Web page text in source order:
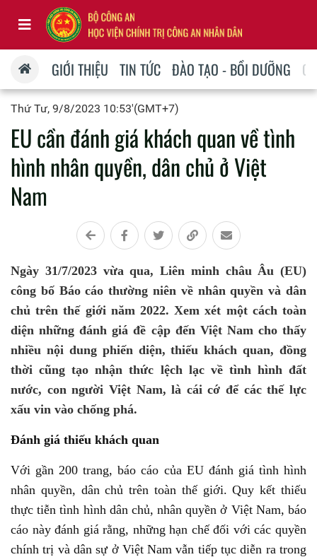
GIỚI THIỆU TIN TỨC ĐÀO TẠO - BỒI DƯỠNG
Thứ Tư, 9/8/2023 10:53'(GMT+7)
EU cần đánh giá khách quan về tình
hình nhân quyền, dân chủ ở Việt
Nam
Ngày 31/7/2023 vừa qua, Liên minh châu Âu (EU)
công bố Báo cáo thường niên về nhân quyền và dân
chủ trên thế giới năm 2022. Xem xét một cách toàn
diện những đánh giá đề cập đến Việt Nam cho thấy
nhiều nội dung phiến diện, thiếu khách quan, đồng
thời cũng tạo nhận thức lệch lạc về tình hình đất
nước, con người Việt Nam, là cái cớ để các thế lực
xấu vin vào chống phá.
Đánh giá thiếu khách quan
Với gần 200 trang, báo cáo của EU đánh giá tình hình
nhân quyền, dân chủ trên toàn thế giới. Quy kết thiếu
thực tiễn tình hình dân chủ, nhân quyền ở Việt Nam, báo
cáo này đánh giá rằng, những hạn chế đối với các quyền
chính trị và dân sự ở Việt Nam vẫn tiếp tục diễn ra trong